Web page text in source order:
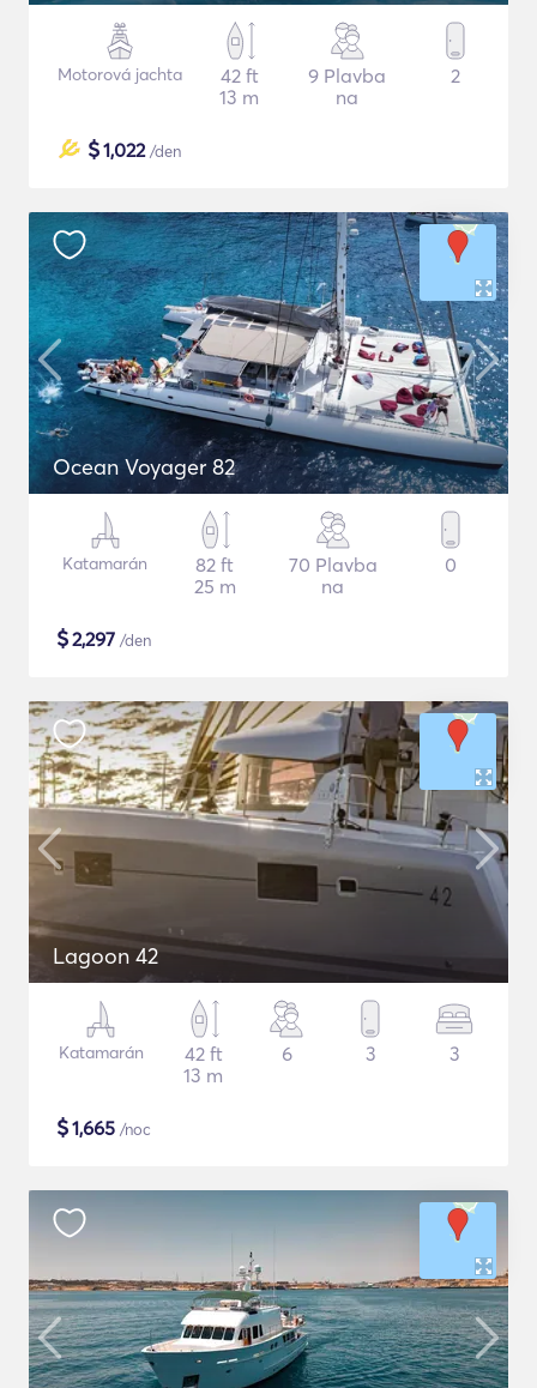
Motorová jachta
42 ft
13 m
9 Plavba
na
2
$1,022/den
Ocean Voyager 82
Katamarán
82 ft
25 m
70 Plavba
na
0
$2,297 /den
Lagoon 42
Katamarán
42 ft
13 m
6 3 3
$1,665 /noc